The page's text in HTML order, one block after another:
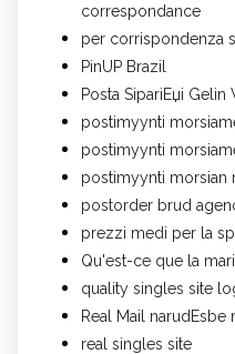
correspondance
per corrispondenza
PinUP Brazil
Posta SipariЕџi Gelin
postimyynti
postimyynti
postimyynti morsian
postorder brud
prezzi medi per la
Qu'est-ce que la
quality singles site
Real Mail
real singles site